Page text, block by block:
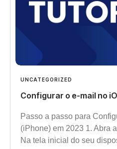
UNCATEGORIZED
Configurar o e-mail no
Passo a passo para
(iPhone) em 2023 1. Abra
Na tela inicial do seu